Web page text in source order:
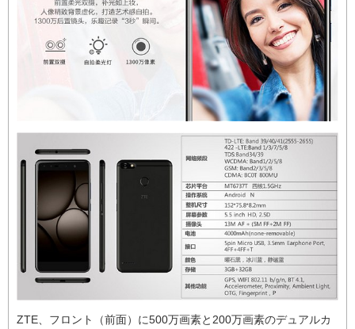
ZTE、フロント（前面）に500万画素と200万画素のデュアルカ